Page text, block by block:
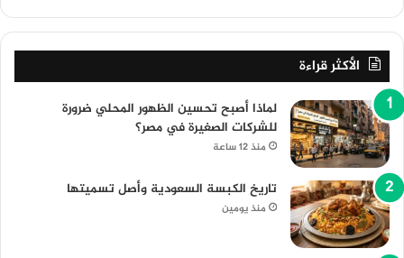
الأكثر قراءة
لماذا أصبح تحسين الظهور المحلي ضرورة
للشركات الصغيرة في مصر؟
منذ 12 ساعة
تاريخ الكبسة السعودية وأصل تسميتها
منذ يومين